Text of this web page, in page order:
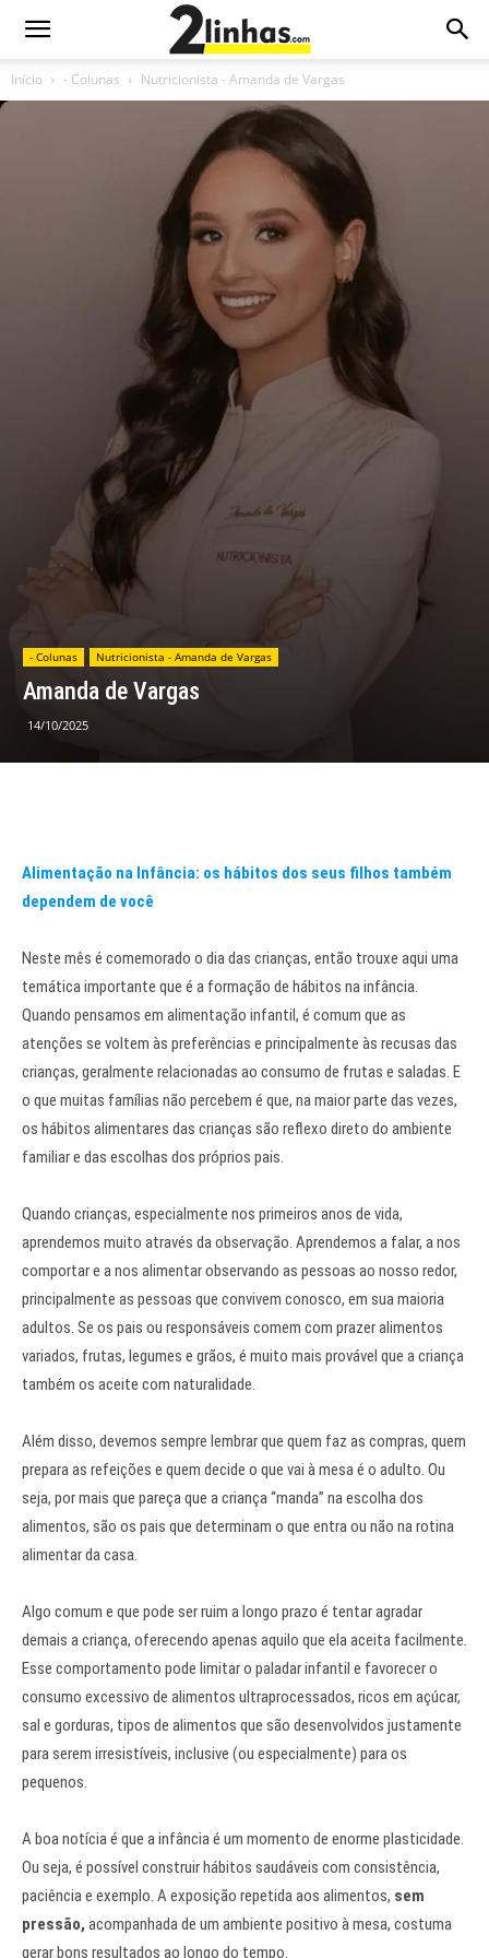
Início - Colunas Nutricionista - Amanda de Vargas
- Colunas Nutricionista - Amanda de Vargas
Amanda de Vargas
14/10/2025
Alimentação na Infância: os hábitos dos seus filhos também
dependem de você
Neste mês é comemorado o dia das crianças, então trouxe aqui uma
temática importante que é a formação de hábitos na infância.
Quando pensamos em alimentação infantil, é comum que as
atenções se voltem às preferências e principalmente às recusas das
crianças, geralmente relacionadas ao consumo de frutas e saladas. E
o que muitas famílias não percebem é que, na maior parte das vezes,
os hábitos alimentares das crianças são reflexo direto do ambiente
familiar e das escolhas dos próprios pais.
Quando crianças, especialmente nos primeiros anos de vida,
aprendemos muito através da observação. Aprendemos a falar, a nos
comportar e a nos alimentar observando as pessoas ao nosso redor,
principalmente as pessoas que convivem conosco, em sua maioria
adultos. Se os pais ou responsáveis comem com prazer alimentos
variados, frutas, legumes e grãos, é muito mais provável que a criança
também os aceite com naturalidade.
Além disso, devemos sempre lembrar que quem faz as compras, quem
prepara as refeições e quem decide o que vai à mesa é o adulto. Ou
seja, por mais que pareça que a criança “manda” na escolha dos
alimentos, são os pais que determinam o que entra ou não na rotina
alimentar da casa.
Algo comum e que pode ser ruim a longo prazo é tentar agradar
demais a criança, oferecendo apenas aquilo que ela aceita facilmente.
Esse comportamento pode limitar o paladar infantil e favorecer o
consumo excessivo de alimentos ultraprocessados, ricos em açúcar,
sal e gorduras, tipos de alimentos que são desenvolvidos justamente
para serem irresistíveis, inclusive (ou especialmente) para os
pequenos.
A boa notícia é que a infância é um momento de enorme plasticidade.
Ou seja, é possível construir hábitos saudáveis com consistência,
paciência e exemplo. A exposição repetida aos alimentos, sem
pressão, acompanhada de um ambiente positivo à mesa, costuma
gerar bons resultados ao longo do tempo.